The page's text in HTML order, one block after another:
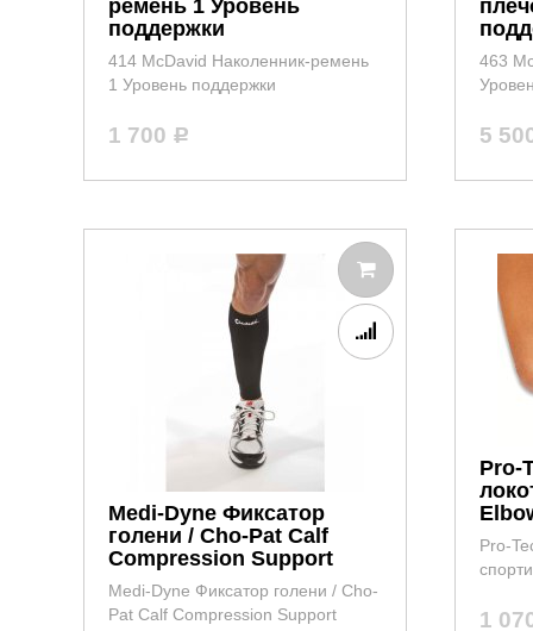
ремень 1 Уровень
поддержки
414 McDavid Наколенник-ремень
1 Уровень поддержки
1 700 Р
463
5
Medi-Dyne Фиксатор
голени / Cho-Pat Calf
Compression Support
Medi-Dyne Фиксатор голени / Cho-
Pat Calf Compression Support
Pro-
Pro-
1